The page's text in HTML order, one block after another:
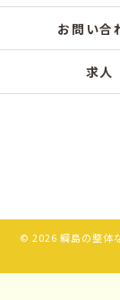
お問い合
求人
© 2026 綱島の整体